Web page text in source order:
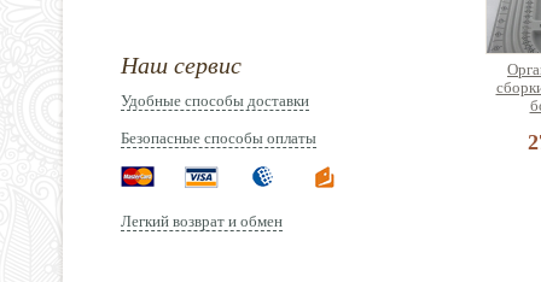
Наш сервис
Удобные способы доставки
Безопасные способы оплаты
Легкий возврат и обмен